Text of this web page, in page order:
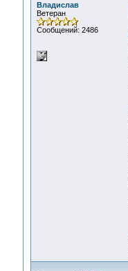
Владислав
Ветеран
Сообщений: 2486